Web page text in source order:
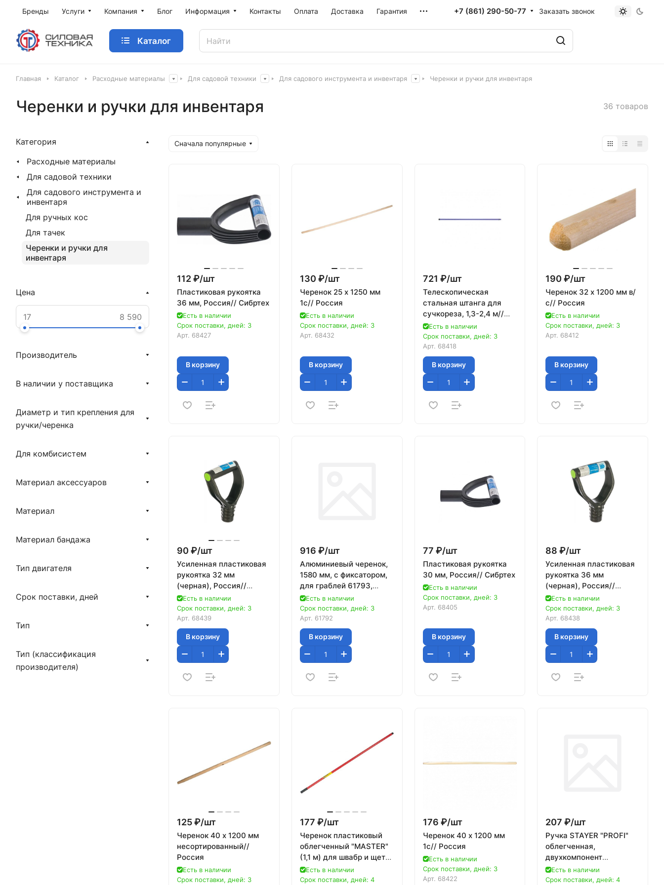
Бренды Услуги Компания Блог Информация Контакты Оплата Доставка Гарантия +7 (861) 290-50-77 Заказать звонок
Каталог
Главная Каталог Расходные материалы Для садовой техники Для садового инструмента и инвентаря Черенки и ручки для инвентаря
Черенки и ручки для инвентаря 36 товаров
Сначала популярные
112 ₽/шт
Пластиковая рукоятка
36 мм, Россия// Сибртех
Есть в наличии
Срок поставки, дней: 3
Арт. 68427
В корзину
130 ₽/шт
Черенок 25 х 1250 мм
1с// Россия
Есть в наличии
Срок поставки, дней: 3
Арт. 68432
В корзину
721 ₽/шт
Телескопическая
стальная штанга для
сучкореза, 1,3-2,4 м//
Palisad
Есть в наличии
Срок поставки, дней: 3
Арт. 68418
В корзину
190 ₽/шт
Черенок 32 х 1200 мм в/
с// Россия
Есть в наличии
Срок поставки, дней: 3
Арт. 68412
В корзину
90 ₽/шт
Усиленная пластиковая
рукоятка 32 мм
(черная), Россия//
Сибртех
Есть в наличии
Срок поставки, дней: 3
Арт. 68439
В корзину
916 ₽/шт
Алюминиевый черенок,
1580 мм, с фиксатором,
для граблей 61793,
61732, 61733, LUXE//
Palisad
Есть в наличии
Срок поставки, дней: 3
Арт. 61792
В корзину
77 ₽/шт
Пластиковая рукоятка
30 мм, Россия// Сибртех
Есть в наличии
Срок поставки, дней: 3
Арт. 68405
В корзину
88 ₽/шт
Усиленная пластиковая
рукоятка 36 мм
(черная), Россия//
Сибртех
Есть в наличии
Срок поставки, дней: 3
Арт. 68438
В корзину
125 ₽/шт
Черенок 40 х 1200 мм
несортированный//
Россия
Есть в наличии
Срок поставки, дней: 3
177 ₽/шт
Черенок пластиковый
облегченный "MASTER"
(1,1 м) для швабр и щеток
STAYER 39131-S
Есть в наличии
Срок поставки, дней: 4
176 ₽/шт
Черенок 40 х 1200 мм
1с// Россия
Есть в наличии
Срок поставки, дней: 3
Арт. 68422
207 ₽/шт
Ручка STAYER "PROFI"
облегченная,
двухкомпонент
покрытие, с резьбой для
щеток, 1,3м
Есть в наличии
Срок поставки, дней: 4
Категория
Расходные материалы
Для садовой техники
Для садового инструмента и
инвентаря
Для ручных кос
Для тачек
Черенки и ручки для
инвентаря
Цена
Производитель
В наличии у поставщика
Диаметр и тип крепления для
ручки/черенка
Для комбисистем
Материал аксессуаров
Материал
Материал бандажа
Тип двигателя
Срок поставки, дней
Тип
Тип (классификация
производителя)